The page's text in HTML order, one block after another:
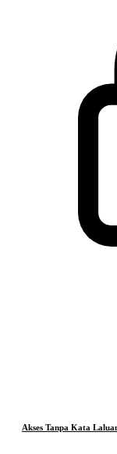
Akses Tanpa Kata